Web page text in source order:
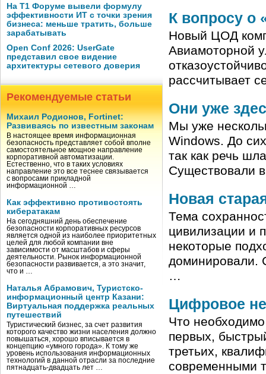
На Т1 Форуме вывели формулу
эффективности ИТ с точки зрения
бизнеса: меньше тратить, больше
зарабатывать
Open Conf 2026: UserGate
представил свое видение
архитектуры сетевого доверия
Рекомендуемые статьи
Михаил Родионов, Fortinet:
Развиваясь по известным законам
В настоящее время информационная
безопасность представляет собой вполне
самостоятельное мощное направление
корпоративной автоматизации.
Естественно, что в таких условиях
направление это все теснее связывается
с вопросами прикладной
информационной …
Как эффективно противостоять
кибератакам
На сегодняшний день обеспечение
безопасности корпоративных ресурсов
является одной из наиболее приоритетных
целей для любой компании вне
зависимости от масштабов и сферы
деятельности. Рынок информационной
безопасности развивается, а это значит,
что и …
Наталья Абрамович, Туристско-
информационный центр Казани:
Виртуальная поддержка реальных
путешествий
Туристический бизнес, за счет развития
которого качество жизни населения должно
повышаться, хорошо вписывается в
концепцию «умного города». К тому же
уровень использования информационных
технологий в данной отрасли за последние
пятнадцать-двадцать лет …
К вопросу о
Новый ЦОД
Авиамоторной
рассчитывает
Они уже
Мы уже
Windows. До
так как речь
Существовали
Новая
Тема
цивилизации и
некоторые
доминировали.
…
Цифровое
Что
первых,
третьих,
современными